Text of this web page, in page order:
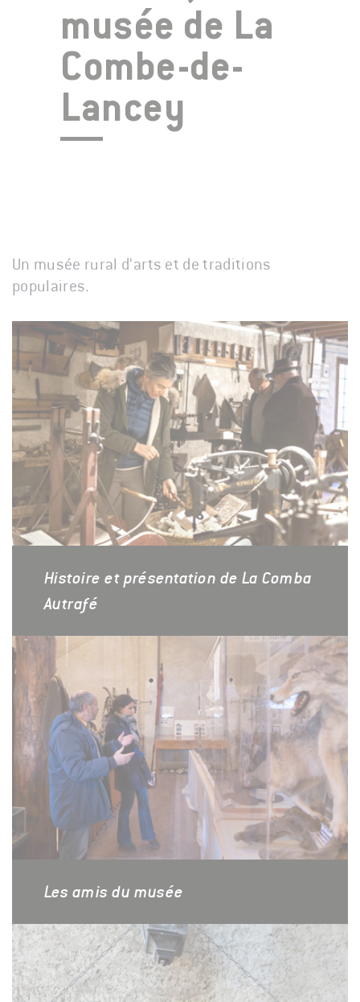
musée de La
Combe-de-
Lancey
Un musée rural d’arts et de traditions
populaires.
Histoire et présentation de La Comba
Autrafé
Les amis du musée